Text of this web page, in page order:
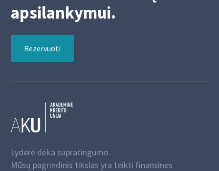
apsilankymui.
Rezervuoti
Lyderė dėka supratingumo.
Mūsų pagrindinis tikslas yra teikti finansines